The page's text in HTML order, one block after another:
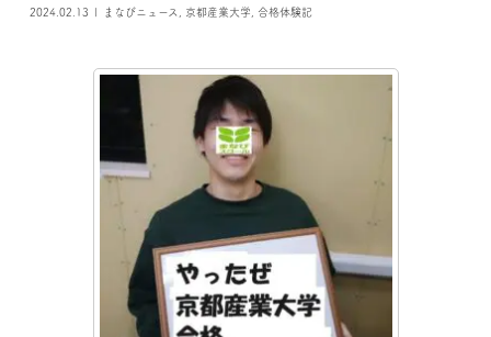
2024.02.13 まなびニュース 京都産業大学 合格体験記